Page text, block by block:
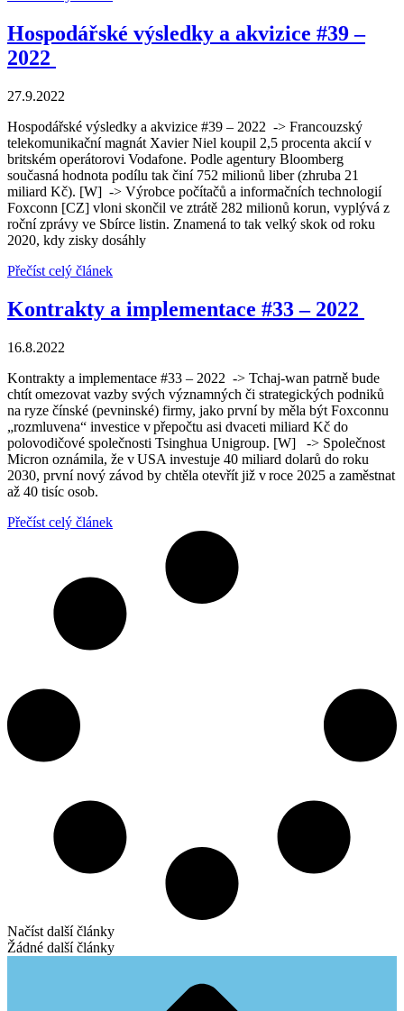
Hospodářské výsledky a akvizice #39 –
2022
27.9.2022
Hospodářské výsledky a akvizice #39 – 2022 -> Francouzský
telekomunikační magnát Xavier Niel koupil 2,5 procenta akcií v
britském operátorovi Vodafone. Podle agentury Bloomberg
současná hodnota podílu tak činí 752 milionů liber (zhruba 21
miliard Kč). [W] -> Výrobce počítačů a informačních technologií
Foxconn [CZ] vloni skončil ve ztrátě 282 milionů korun, vyplývá z
roční zprávy ve Sbírce listin. Znamená to tak velký skok od roku
2020, kdy zisky dosáhly
Přečíst celý článek
Kontrakty a implementace #33 – 2022
16.8.2022
Kontrakty a implementace #33 – 2022 -> Tchaj-wan patrně bude
chtít omezovat vazby svých významných či strategických podniků
na ryze čínské (pevninské) firmy, jako první by měla být Foxconnu
„rozmluvena“ investice v přepočtu asi dvaceti miliard Kč do
polovodičové společnosti Tsinghua Unigroup. [W] -> Společnost
Micron oznámila, že v USA investuje 40 miliard dolarů do roku
2030, první nový závod by chtěla otevřít již v roce 2025 a zaměstnat
až 40 tisíc osob.
Přečíst celý článek
Načíst další články
Žádné další články